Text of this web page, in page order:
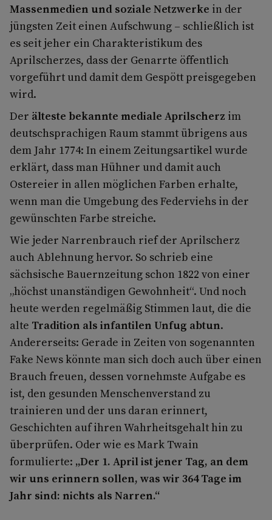
Massenmedien und soziale Netzwerke in der
jüngsten Zeit einen Aufschwung – schließlich ist
es seit jeher ein Charakteristikum des
Aprilscherzes, dass der Genarrte öffentlich
vorgeführt und damit dem Gespött preisgegeben
wird.
Der älteste bekannte mediale Aprilscherz im
deutschsprachigen Raum stammt übrigens aus
dem Jahr 1774: In einem Zeitungsartikel wurde
erklärt, dass man Hühner und damit auch
Ostereier in allen möglichen Farben erhalte,
wenn man die Umgebung des Federviehs in der
gewünschten Farbe streiche.
Wie jeder Narrenbrauch rief der Aprilscherz
auch Ablehnung hervor. So schrieb eine
sächsische Bauernzeitung schon 1822 von einer
„höchst unanständigen Gewohnheit“. Und noch
heute werden regelmäßig Stimmen laut, die die
alte Tradition als infantilen Unfug abtun.
Andererseits: Gerade in Zeiten von sogenannten
Fake News könnte man sich doch auch über einen
Brauch freuen, dessen vornehmste Aufgabe es
ist, den gesunden Menschenverstand zu
trainieren und der uns daran erinnert,
Geschichten auf ihren Wahrheitsgehalt hin zu
überprüfen. Oder wie es Mark Twain
formulierte: „Der 1. April ist jener Tag, an dem
wir uns erinnern sollen, was wir 364 Tage im
Jahr sind: nichts als Narren.“